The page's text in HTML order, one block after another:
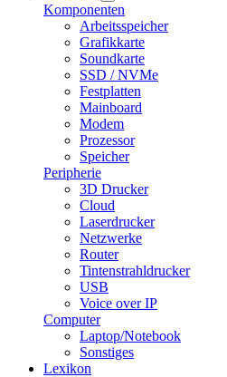
Komponenten
Arbeitsspeicher
Grafikkarte
Soundkarte
SSD / NVMe
Festplatten
Mainboard
Modem
Prozessor
Speicher
Peripherie
3D Drucker
Cloud
Laserdrucker
Netzwerke
Router
Tintenstrahldrucker
USB
Voice over IP
Computer
Laptop/Notebook
Sonstiges
Lexikon